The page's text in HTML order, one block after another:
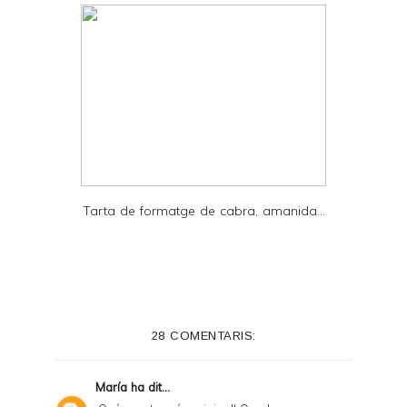
Tarta de formatge de cabra, amanida...
28 COMENTARIS:
María ha dit...